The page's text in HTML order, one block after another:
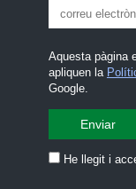
Aquesta pàgina
apliquen la
Google.
He llegit i